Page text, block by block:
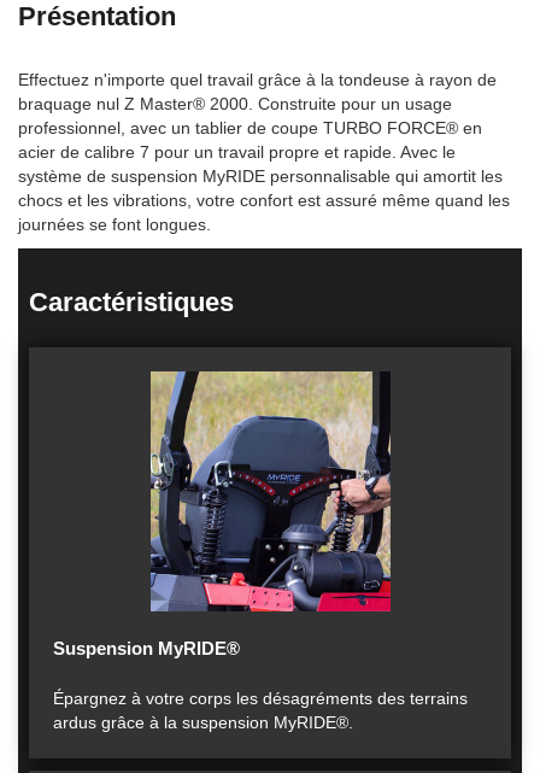
Présentation
Effectuez n'importe quel travail grâce à la tondeuse à rayon de
braquage nul Z Master® 2000. Construite pour un usage
professionnel, avec un tablier de coupe TURBO FORCE® en
acier de calibre 7 pour un travail propre et rapide. Avec le
système de suspension MyRIDE personnalisable qui amortit les
chocs et les vibrations, votre confort est assuré même quand les
journées se font longues.
Caractéristiques
Suspension MyRIDE®
Épargnez à votre corps les désagréments des terrains
ardus grâce à la suspension MyRIDE®.